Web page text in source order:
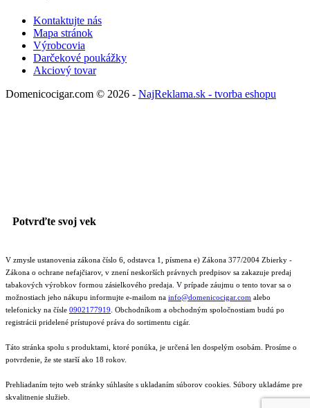
Kontaktujte nás
Mapa stránok
Výrobcovia
Darčekové poukážky
Akciový tovar
Domenicocigar.com © 2026 - NajReklama.sk - tvorba eshopu
Potvrďte svoj vek
V zmysle ustanovenia zákona číslo 6, odstavca 1, písmena e) Zákona 377/2004 Zbierky -
Zákona o ochrane nefajčiarov, v znení neskorších právnych predpisov sa zakazuje predaj
tabakových výrobkov formou zásielkového predaja. V prípade záujmu o tento tovar sa o
možnostiach jeho nákupu informujte e-mailom na info@domenicocigar.com alebo
telefonicky na čísle 0902177919 Obchodníkom a obchodným spoločnostiam budú po
registrácii pridelené prístupové práva do sortimentu cigár.
Táto stránka spolu s produktami, ktoré ponúka, je určená len dospelým osobám. Prosíme o
potvrdenie, že ste starší ako 18 rokov.
Prehliadaním tejto web stránky súhlasíte s ukladaním súborov cookies. Súbory ukladáme pre
skvalitnenie služieb.